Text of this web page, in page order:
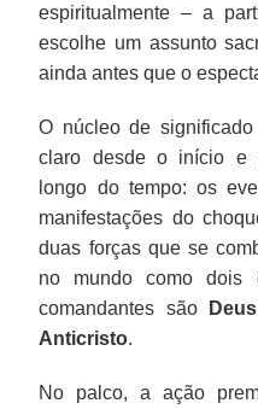
espiritualmente – a
escolhe um assunto
ainda antes que o
O núcleo de
claro desde o início e
longo do tempo: os
manifestações do
duas forças que se
no mundo como dois
comandantes são
Deus
Anticristo.
No palco, a ação